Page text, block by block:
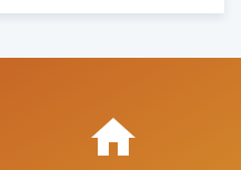
home